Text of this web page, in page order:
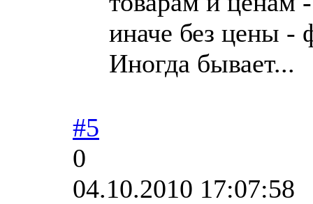
иначе без цены -
Иногда бывает...
#5
0
04.10.2010 17:07:58